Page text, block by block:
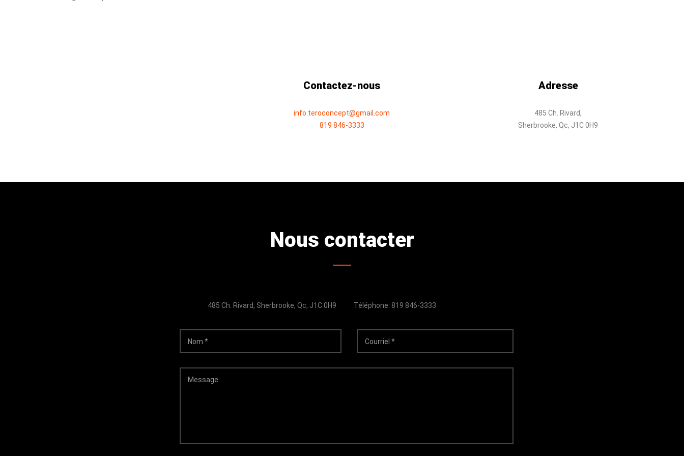
Contactez-nous
info.teroconcept@gmail.com
819 846-3333
Adresse
485 Ch. Rivard,
Sherbrooke, Qc, J1C 0H9
Nous contacter
Téléphone: 819 846-3333
485 Ch. Rivard, Sherbrooke, Qc, J1C 0H9